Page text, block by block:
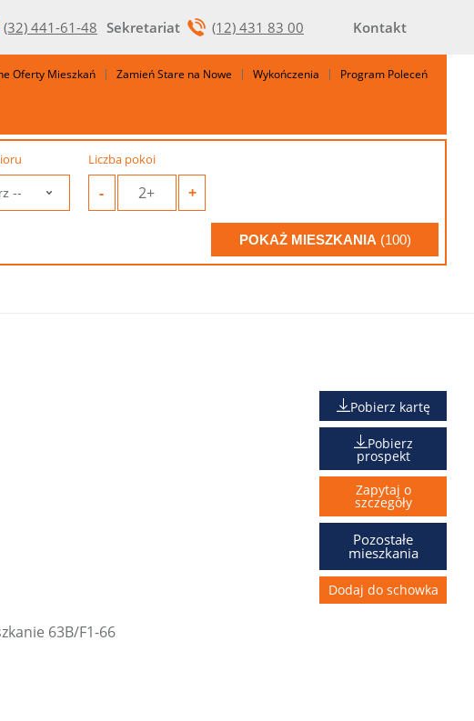
Kontakt
(32) 441-61-48 Sekretariat (12) 431 83 00
Oferty Mieszkań Zamień Stare na Nowe Wykończenia Program Poleceń
Liczba pokoi
- 2+ +
POKAŻ MIESZKANIA (100)
Pobierz kartę
Pobierz
prospekt
Zapytaj o
szczegóły
Pozostałe
mieszkania
Dodaj do schowka